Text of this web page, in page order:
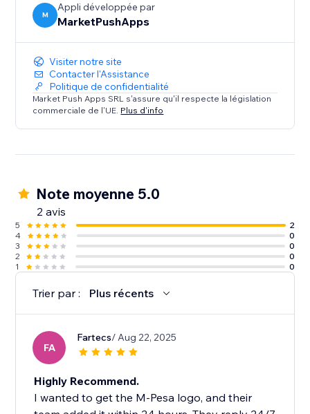
M
Appli développée par
MarketPushApps
Visiter notre site
Contacter l'Assistance
Politique de confidentialité
Market Push Apps SRL s'assure qu'il respecte la législation
commerciale de l'UE. Plus d'info
Note moyenne 5.0
2 avis
5
2
4
0
3
0
2
0
1
0
Trier par : Plus récents
FA
Fartecs/ Aug 22, 2025
Highly Recommend.
I wanted to get the M-Pesa logo, and their